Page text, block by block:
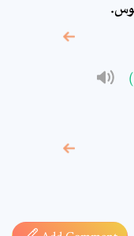
* sign, it
required